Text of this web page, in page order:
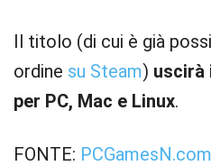
Il titolo (di cui è già
ordine su Steam) uscirà
per PC, Mac e Linux.
FONTE: PCGamesN.com